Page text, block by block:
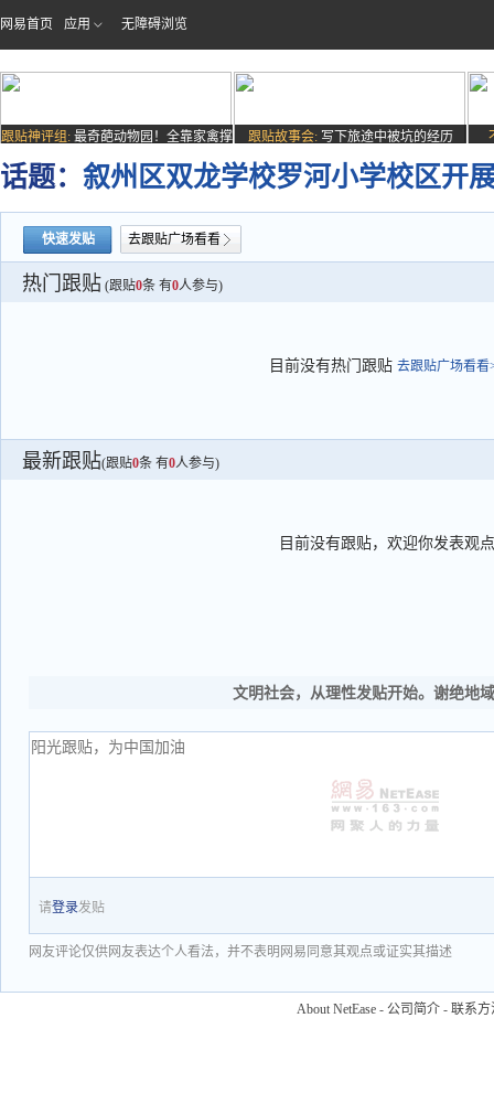
网易首页 应用 无障碍浏览
跟贴神评组: 最奇葩动物园！全靠家禽撑
场子
跟贴故事会: 写下旅途中被坑的经历
话题： 叙州区双龙学校罗河小学校区开
快速发贴 去跟贴广场看看
热门跟贴 (跟贴0条 有0人参与)
目前没有热门跟贴 去跟贴广场看看
最新跟贴(跟贴0条 有0人参与)
目前没有跟贴，欢迎你发表观点
文明社会，从理性发贴开始。谢绝地
请登录发贴
网友评论仅供网友表达个人看法，并不表明网易同意其观点或证实其描述
About NetEase - 公司简介 - 联系方